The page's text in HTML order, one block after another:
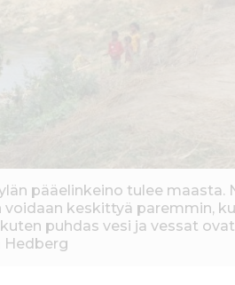
pääelinkeino tulee maasta.
voidaan keskittyä paremmin,
puhdas vesi ja vessat
Hedberg